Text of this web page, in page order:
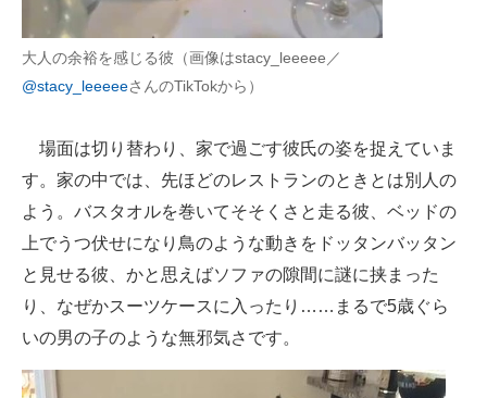
大人の余裕を感じる彼（画像はstacy_leeeee／
@stacy_leeeeeさんのTikTokから）
場面は切り替わり、家で過ごす彼氏の姿を捉えていま
す。家の中では、先ほどのレストランのときとは別人の
よう。バスタオルを巻いてそそくさと走る彼、ベッドの
上でうつ伏せになり鳥のような動きをドッタンバッタン
と見せる彼、かと思えばソファの隙間に謎に挟まった
り、なぜかスーツケースに入ったり……まるで5歳ぐら
いの男の子のような無邪気さです。